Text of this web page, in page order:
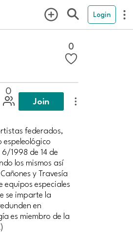
Login
0
0
Join
federados,
1998 de 14 de
los mismos así
y Travesía
especiales
se imparte la
en
es miembro de la